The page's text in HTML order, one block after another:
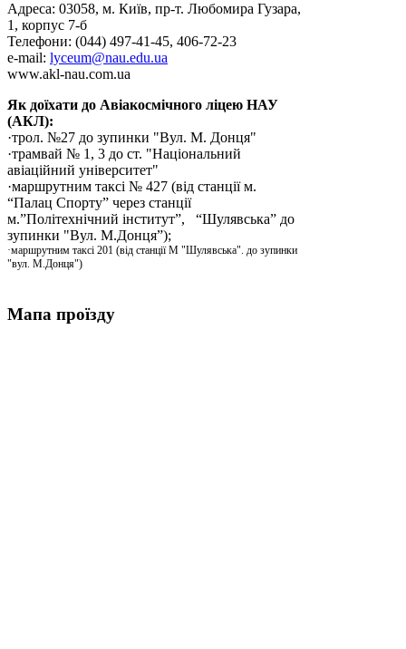
Адреса: 03058, м. Київ, пр-т. Любомира Гузара,
1, корпус 7-б
Телефони: (044) 497-41-45, 406-72-23
e-mail: lyceum@nau.edu.ua
www.akl-nau.com.ua
Як доїхати до Авіакосмічного ліцею НАУ
(АКЛ):
·трол. №27 до зупинки "Вул. М. Донця"
·трамвай № 1, 3 до ст. "Національний
авіаційний університет"
·маршрутним таксі № 427 (від станції м.
“Палац Спорту” через станції
м.”Політехнічний інститут”, “Шулявська” до
зупинки "Вул. М.Донця”);
·маршрутним таксі 201 (від станції М "Шулявська". до зупинки
"вул. М.Донця")
Мапа проїзду